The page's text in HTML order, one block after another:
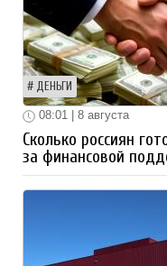
ДЕНЬГИ
08:01 | 8 августа
Сколько россиян
за финансовой